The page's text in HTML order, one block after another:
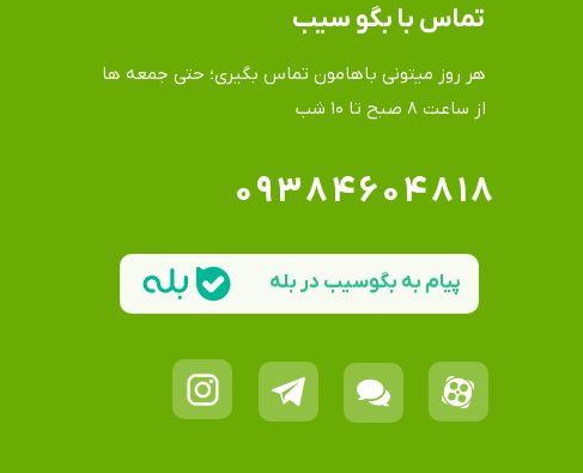
هر روز میتونی باهامون تماس بگیری؛ حتی جمعه ها
​​​​​​​از ساعت ۸ صبح تا ۱۰ شب
تماس​​​​​​​ با بگو سیب
۰۹۳۸۴۶۰۴۸۱۸
پیام به بگوسیب در بله